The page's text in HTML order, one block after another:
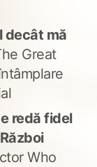
decât mă
Great
redă fidel
Who